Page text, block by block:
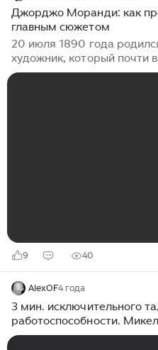
Джорджо Моранди: как
главным сюжетом
20 июля 1890 года
художник, который почти
кувшины, коробки и вазы.
9 40
AlexOF4 года
3 мин. исключительного
работоспособности.